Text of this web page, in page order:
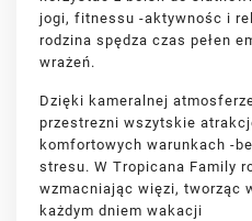
jogi, fitnessu -aktywnośc i
rodzina spędza czas pełen
wrażeń.
Dzięki kameralnej
przestrezni wszytskie
komfortowych warunkach -
stresu. W Tropicana Family
wzmacniając więzi, tworząc
każdym dniem wakacji